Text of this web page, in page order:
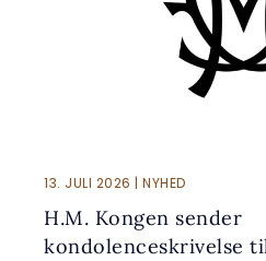
13. JULI 2026 | NYHED
H.M. Kongen sender
kondolenceskrivelse